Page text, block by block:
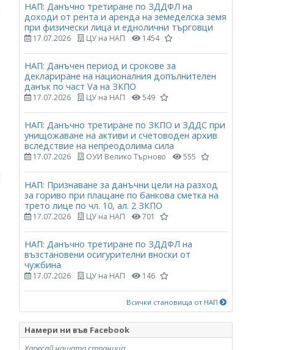
НАП: Данъчно третиране по ЗДДФЛ на
доходи от рента и аренда на земеделска земя
при физически лица и еднолични търговци
17.07.2026 ЦУ на НАП 1454
НАП: Данъчен период и срокове за
деклариране на националния допълнителен
данък по част Vа на ЗКПО
17.07.2026 ЦУ на НАП 549
НАП: Данъчно третиране по ЗКПО и ЗДДС при
унищожаване на активи и счетоводен архив
вследствие на непреодолима сила
17.07.2026 ОУИ Велико Търново 555
НАП: Признаване за данъчни цели на разход
за гориво при плащане по банкова сметка на
трето лице по чл. 10, ал. 2 ЗКПО
17.07.2026 ЦУ на НАП 701
НАП: Данъчно третиране по ЗДДФЛ на
възстановени осигурителни вноски от
чужбина
17.07.2026 ЦУ на НАП 146
Всички становища от НАП
Намери ни във Facebook